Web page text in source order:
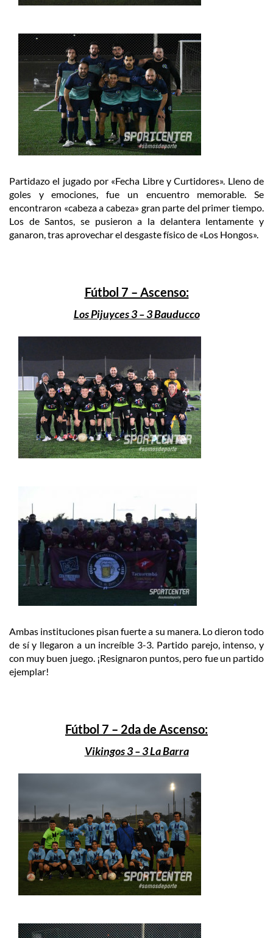
Partidazo el jugado por «Fecha Libre y Curtidores». Lleno de
goles y emociones, fue un encuentro memorable. Se
encontraron «cabeza a cabeza» gran parte del primer tiempo.
Los de Santos, se pusieron a la delantera lentamente y
ganaron, tras aprovechar el desgaste físico de «Los Hongos».
Fútbol 7 – Ascenso:
Los Pijuyces 3 – 3 Bauducco
Ambas instituciones pisan fuerte a su manera. Lo dieron todo
de sí y llegaron a un increíble 3-3. Partido parejo, intenso, y
con muy buen juego. ¡Resignaron puntos, pero fue un partido
ejemplar!
Fútbol 7 – 2da de Ascenso:
Vikingos 3 – 3 La Barra